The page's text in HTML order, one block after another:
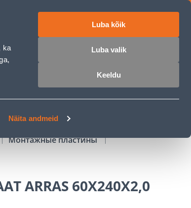
ka
Näita andmeid
Luba kõik
Luba valik
Keeldu
Монтажные пластины
ARRAS 60X240X2,0